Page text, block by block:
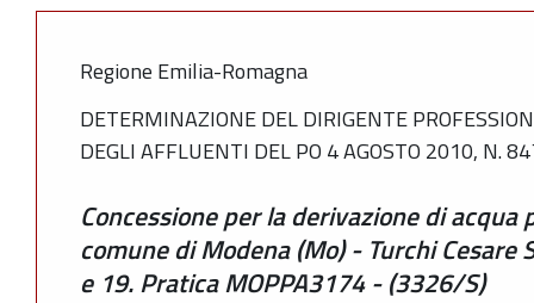
Regione Emilia-Romagna
DETERMINAZIONE DEL DIRIGENTE
DEGLI AFFLUENTI DEL PO 4 AGOSTO 2010, N.
Concessione per la derivazione di
comune di Modena (Mo) - Turchi
e 19. Pratica MOPPA3174 - (3326/S)